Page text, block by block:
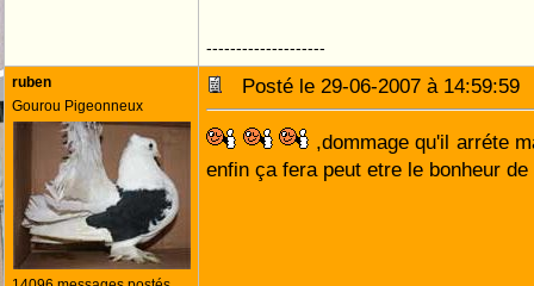
--------------------
ruben
Gourou Pigeonneux
Posté le 29-06-2007 à
,dommage qu'il arréte
enfin ça fera peut etre le bonheur